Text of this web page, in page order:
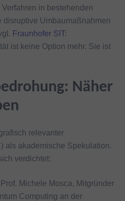
in bestehenden
disruptive Umbaumaßnahmen
Fraunhofer SIT:
ist keine Option mehr. Sie ist
Näher
relevanter
als akademische Spekulation.
verdichtet:
Michele Mosca, Mitgründer
Computing an der